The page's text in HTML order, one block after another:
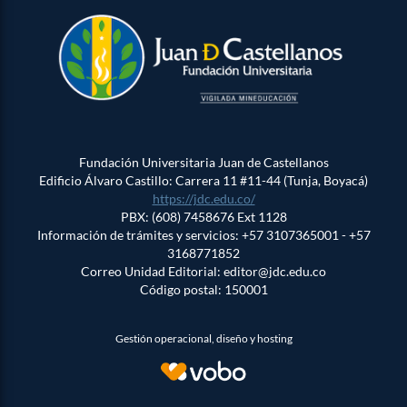
Fundación Universitaria Juan de Castellanos
Edificio Álvaro Castillo: Carrera 11 #11-44 (Tunja, Boyacá)
https://jdc.edu.co/
PBX: (608) 7458676 Ext 1128
Información de trámites y servicios: +57 3107365001 - +57
3168771852
Correo Unidad Editorial: editor@jdc.edu.co
Código postal: 150001
Gestión operacional, diseño y hosting